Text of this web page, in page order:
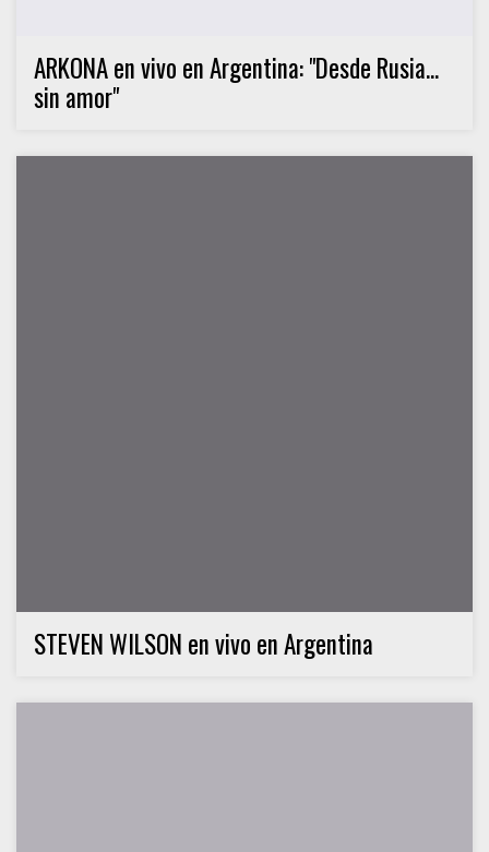
ARKONA en vivo en Argentina: "Desde Rusia...
sin amor"
STEVEN WILSON en vivo en Argentina